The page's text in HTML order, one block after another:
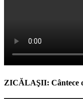
ZICĂLAŞII: Cântece